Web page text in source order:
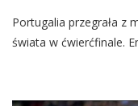
Portugalia przegrała z
świata w ćwierćfinale.